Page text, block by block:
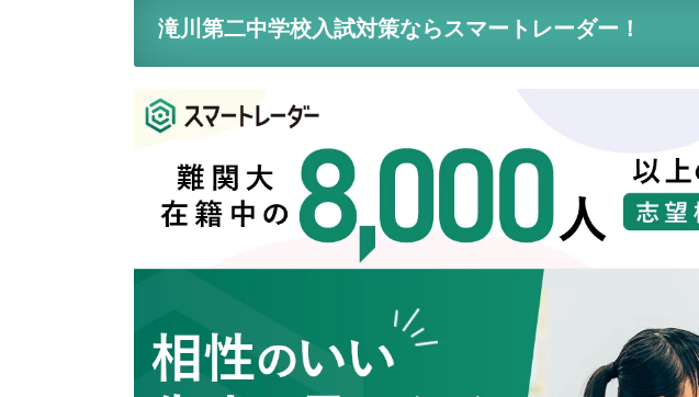
滝川第二中学校入試対策ならスマートレーダー！